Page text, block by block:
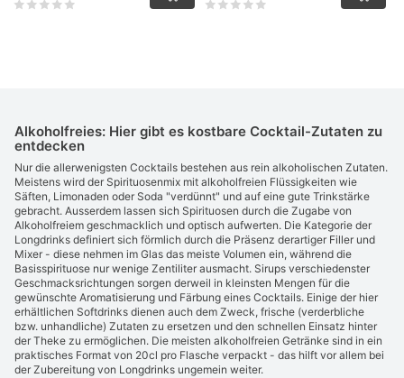
Alkoholfreies: Hier gibt es kostbare Cocktail-Zutaten zu
entdecken
Nur die allerwenigsten Cocktails bestehen aus rein alkoholischen Zutaten.
Meistens wird der Spirituosenmix mit alkoholfreien Flüssigkeiten wie
Säften, Limonaden oder Soda "verdünnt" und auf eine gute Trinkstärke
gebracht. Ausserdem lassen sich Spirituosen durch die Zugabe von
Alkoholfreiem geschmacklich und optisch aufwerten. Die Kategorie der
Longdrinks definiert sich förmlich durch die Präsenz derartiger Filler und
Mixer - diese nehmen im Glas das meiste Volumen ein, während die
Basisspirituose nur wenige Zentiliter ausmacht. Sirups verschiedenster
Geschmacksrichtungen sorgen derweil in kleinsten Mengen für die
gewünschte Aromatisierung und Färbung eines Cocktails. Einige der hier
erhältlichen Softdrinks dienen auch dem Zweck, frische (verderbliche
bzw. unhandliche) Zutaten zu ersetzen und den schnellen Einsatz hinter
der Theke zu ermöglichen. Die meisten alkoholfreien Getränke sind in ein
praktisches Format von 20cl pro Flasche verpackt - das hilft vor allem bei
der Zubereitung von Longdrinks ungemein weiter.